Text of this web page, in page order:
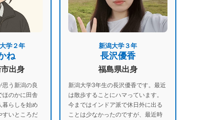
学２年
ね
出身
思う新潟の良
ほのかに田舎
暮らしを始め
すいところだ
新潟大学３年
長沢優香
福島県出身
新潟大学3年生の長沢優香です。最近
は散歩することにハマっています。
今まではインドア派で休日外に出る
ことは少なかったのですが、最近時